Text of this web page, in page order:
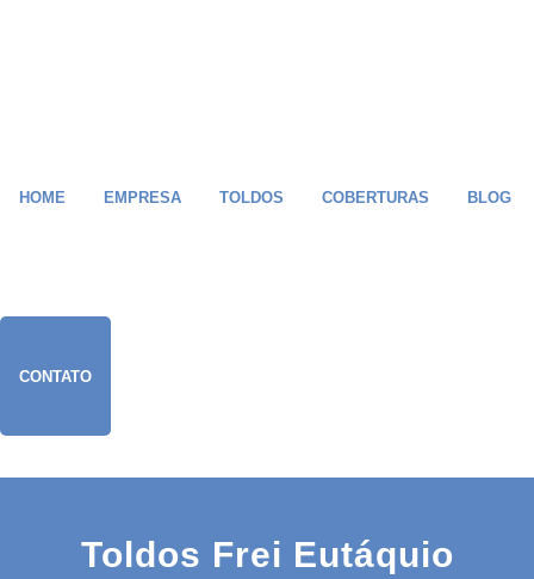
HOME EMPRESA TOLDOS COBERTURAS BLOG
CONTATO
Toldos Frei Eutáquio